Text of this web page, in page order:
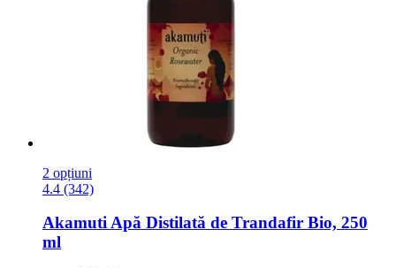
2 opțiuni
4.4 (342)
AkamutiApă Distilată de Trandafir Bio, 250
ml